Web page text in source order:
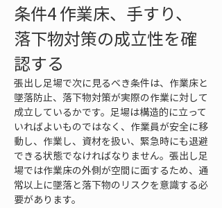
条件4 作業床、手すり、
落下物対策の成立性を確
認する
張出し足場で次に見るべき条件は、作業床と
墜落防止、落下物対策が実際の作業に対して
成立しているかです。足場は構造的に立って
いればよいものではなく、作業員が安全に移
動し、作業し、資材を扱い、緊急時にも退避
できる状態でなければなりません。張出し足
場では作業床の外側が空間に面するため、通
常以上に墜落と落下物のリスクを意識する必
要があります。